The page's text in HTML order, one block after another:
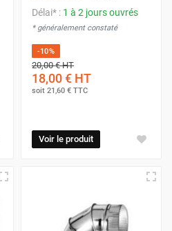
Délai* : 1 à 2 jours ouvrés
* généralement constaté
-10%
20,00 €HT
18,00 € HT
soit 21,60 € TTC
Voir le produit